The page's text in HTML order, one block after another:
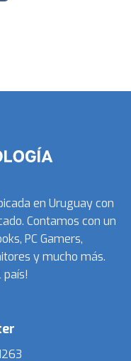
en Uruguay con
Contamos con un
PC Gamers,
y mucho más.
país!